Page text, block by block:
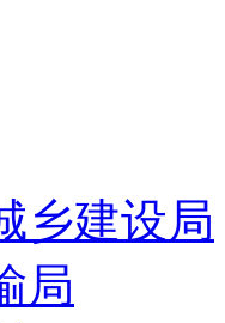
乡建设局
局